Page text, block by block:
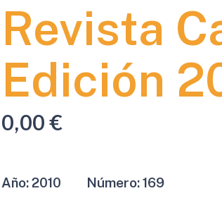
Revista
Edición
0,00€
Año:2010 Número:169